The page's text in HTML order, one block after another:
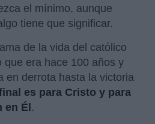
el mínimo, aunque
tiene que significar.
de la vida del católico
que era hace 100 años y
en derrota hasta la victoria
es para Cristo y para
en Él.